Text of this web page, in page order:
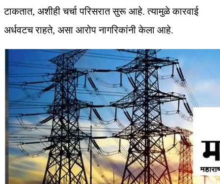
टाकतात, अशीही चर्चा परिसरात सुरू आहे. त्यामुळे कारवाई
अर्धवटच राहते, असा आरोप नागरिकांनी केला आहे.